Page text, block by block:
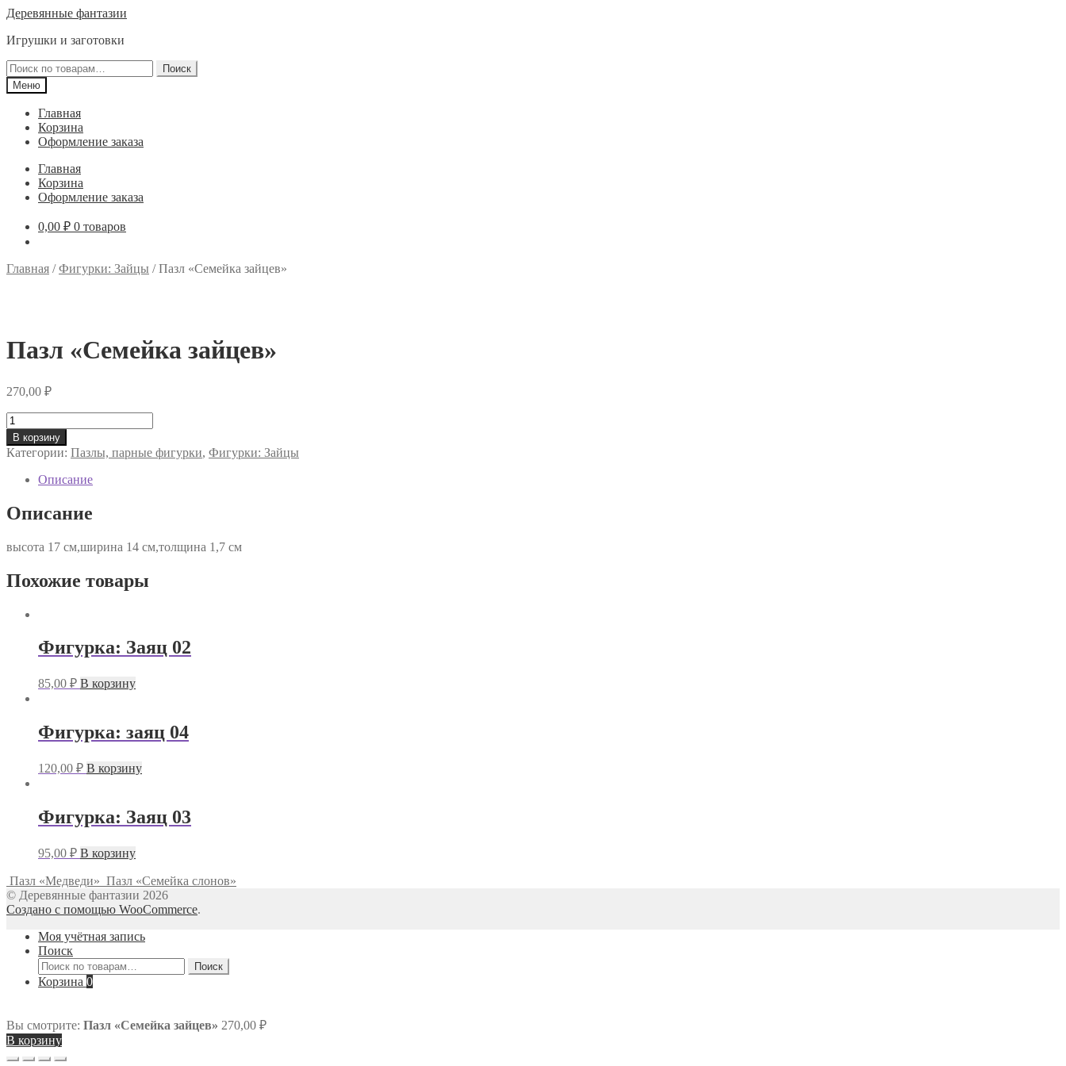
Перейти
навигации
Перейти
содержимому
Деревянные фантазии
Игрушки и заготовки
Искать:
Поиск
Меню
Главная
Корзина
Оформление заказа
Главная
Корзина
Оформление заказа
0,00 ₽ 0 товаров
Главная /Фигурки: Зайцы /Пазл «Семейка зайцев»
Пазл «Семейка зайцев»
270,00 ₽
Количество
товара
Пазл
«Семейка
зайцев»
В корзину
Категории: Пазлы, парные фигурки, Фигурки: Зайцы
Описание
Описание
высота 17 см,ширина 14 см,толщина 1,7 см
Похожие товары
Фигурка: Заяц 02
85,00 ₽ В корзину
Фигурка: заяц 04
120,00 ₽ В корзину
Фигурка: Заяц 03
95,00 ₽ В корзину
Пазл «Медведи» Пазл «Семейка слонов»
© Деревянные фантазии 2026
Создано с помощью WooCommerce.
Моя учётная запись
Поиск
Искать:
Поиск
Корзина 0
Вы смотрите: Пазл «Семейка зайцев» 270,00 ₽
В корзину